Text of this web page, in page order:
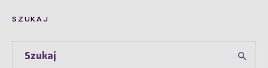
SZUKAJ